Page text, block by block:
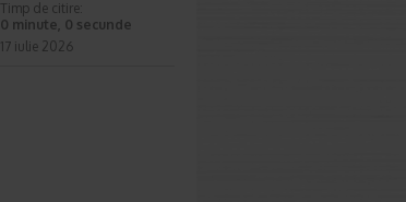
Timp de citire:
0 minute, 0 secunde
17 iulie 2026